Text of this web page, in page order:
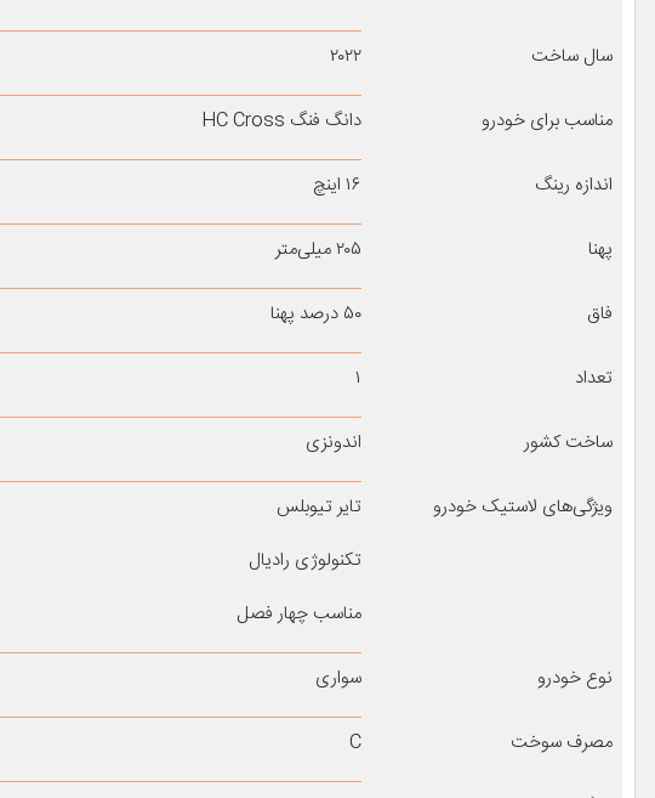
سال ساخت ۲۰۲۲
مناسب برای خودرو دانگ فنگ HC Cross
اندازه رینگ ۱۶ اینچ
پهنا ۲۰۵ میلی‌متر
فاق ۵۰ درصد پهنا
تعداد ۱
ساخت کشور اندونزی
ویژگی‌های لاستیک خودرو
تایر تیوبلس
تکنولوژی رادیال
مناسب چهار فصل
نوع خودرو سواری
مصرف سوخت C